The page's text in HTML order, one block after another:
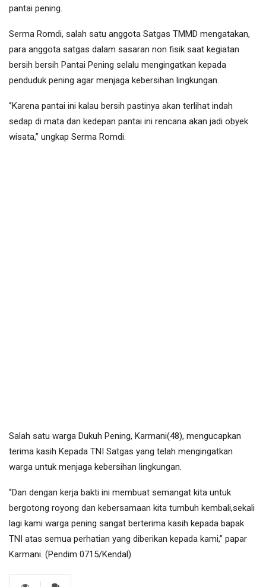
pantai pening.
Serma Romdi, salah satu anggota Satgas TMMD mengatakan,
para anggota satgas dalam sasaran non fisik saat kegiatan
bersih bersih Pantai Pening selalu mengingatkan kepada
penduduk pening agar menjaga kebersihan lingkungan.
‘’Karena pantai ini kalau bersih pastinya akan terlihat indah
sedap di mata dan kedepan pantai ini rencana akan jadi obyek
wisata,” ungkap Serma Romdi.
Salah satu warga Dukuh Pening, Karmani(48), mengucapkan
terima kasih Kepada TNI Satgas yang telah mengingatkan
warga untuk menjaga kebersihan lingkungan.
‘’Dan dengan kerja bakti ini membuat semangat kita untuk
bergotong royong dan kebersamaan kita tumbuh kembali,sekali
lagi kami warga pening sangat berterima kasih kepada bapak
TNI atas semua perhatian yang diberikan kepada kami,” papar
Karmani. (Pendim 0715/Kendal)